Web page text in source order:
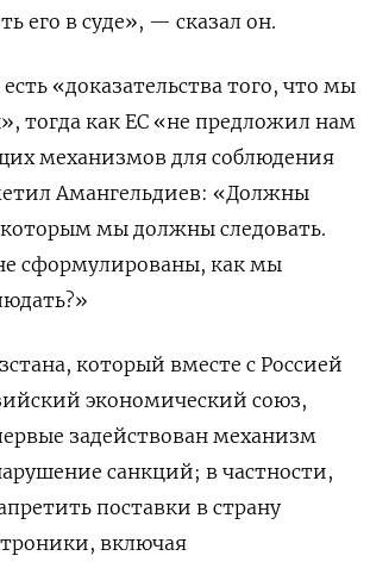
его в суде», — сказал он.
«доказательства того, что мы
тогда как ЕС «не предложил нам
механизмов для соблюдения
Амангельдиев: «Должны
мы должны следовать.
сформулированы, как мы
который вместе с Россией
экономический союз,
задействован механизм
санкций; в частности,
поставки в страну
включая